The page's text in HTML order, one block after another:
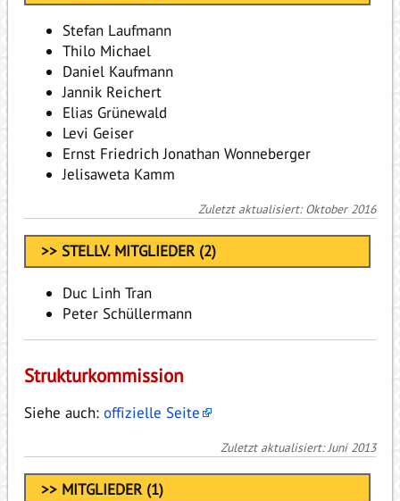
Stefan Laufmann
Thilo Michael
Daniel Kaufmann
Jannik Reichert
Elias Grünewald
Levi Geiser
Ernst Friedrich Jonathan Wonneberger
Jelisaweta Kamm
Zuletzt aktualisiert: Oktober 2016
>> STELLV. MITGLIEDER (2)
Duc Linh Tran
Peter Schüllermann
Strukturkommission
Siehe auch: offizielle Seite
Zuletzt aktualisiert: Juni 2013
>> MITGLIEDER (1)